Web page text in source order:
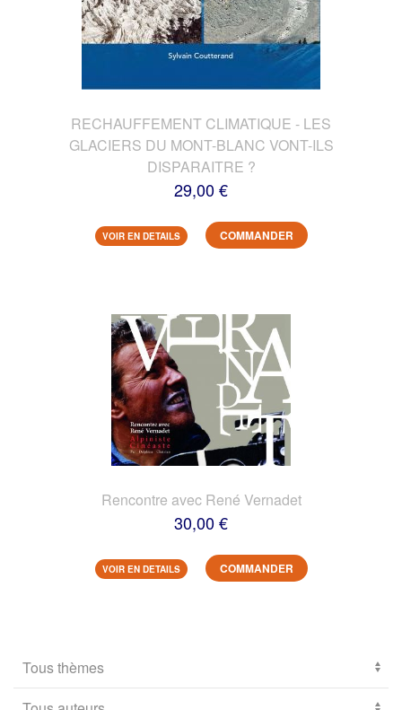
RECHAUFFEMENT CLIMATIQUE - LES
GLACIERS DU MONT-BLANC VONT-ILS
DISPARAITRE ?
29,00 €
VOIR EN DETAILS COMMANDER
Rencontre avec René Vernadet
30,00 €
VOIR EN DETAILS COMMANDER